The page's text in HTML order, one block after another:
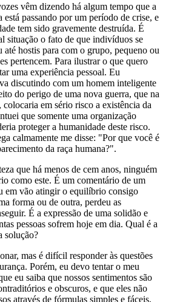
vêm dizendo há algum tempo que a
está passando por um período de crise, e
tem sido gravemente destruída. É
situação o fato de que indivíduos se
até hostis para com o grupo, pequeno ou
pertencem. Para ilustrar o que quero
uma experiência pessoal. Eu
discutindo com um homem inteligente
do perigo de uma nova guerra, que na
em sério risco a existência da
que somente uma organização
proteger a humanidade deste risco.
calmamente me disse: "Por que você é
da raça humana?".
que há menos de cem anos, ninguém
como este. É um comentário de um
em vão atingir o equilíbrio consigo
forma ou de outra, perdeu as
É a expressão de uma solidão e
pessoas sofrem hoje em dia. Qual é a
solução?
mas é difícil responder às questões
Porém, eu devo tentar o meu
eu saiba que nossos sentimentos são
e obscuros, e que eles não
através de fórmulas simples e fáceis.